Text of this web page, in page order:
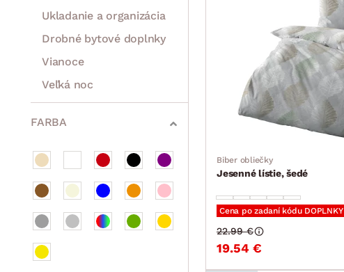
Ukladanie a organizácia
Drobné bytové doplnky
Vianoce
Veľká noc
Sedacie súpravy a pohovky
Zostavy a steny
Drobný nábytok
Spotrebiče
FARBA
Biber obliečky
Jesenné lístie, šedé
Cena po zadaní kódu DOPLNKY
19.54 €
22.99 €